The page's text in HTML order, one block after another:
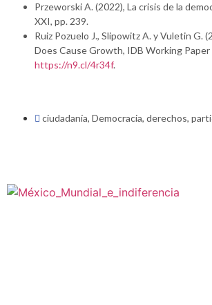
Przeworski A. (2022), La crisis de la
XXI, pp. 239.
Ruiz Pozuelo J., Slipowitz A. y Vuletin G.
Does Cause Growth, IDB Working
https://n9.cl/4r34f.
ciudadanía, Democracia, derechos,